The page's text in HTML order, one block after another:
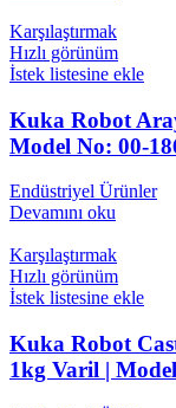
Karşılaştırmak
Hızlı görünüm
İstek listesine ekle
Kuka Robot
Model No: 00-
Endüstriyel Ürünler
Devamını oku
Karşılaştırmak
Hızlı görünüm
İstek listesine ekle
Kuka Robot
1kg Varil |